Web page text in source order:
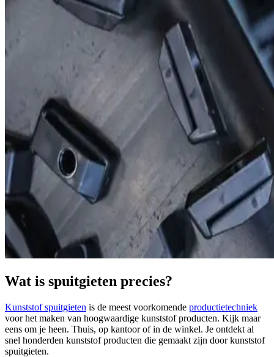
Wat is spuitgieten precies?
Kunststof spuitgieten is de meest voorkomende productietechniek
voor het maken van hoogwaardige kunststof producten. Kijk maar
eens om je heen. Thuis, op kantoor of in de winkel. Je ontdekt al
snel honderden kunststof producten die gemaakt zijn door kunststof
spuitgieten.